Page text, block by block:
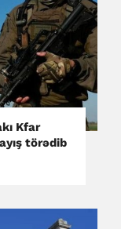
Kfar
törədib